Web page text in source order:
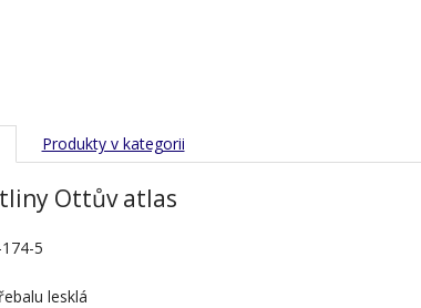
Produkty v kategorii
Ottův atlas
5
lesklá